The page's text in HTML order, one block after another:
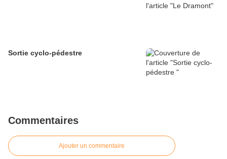
Sortie cyclo-pédestre
Commentaires
Ajouter un commentaire